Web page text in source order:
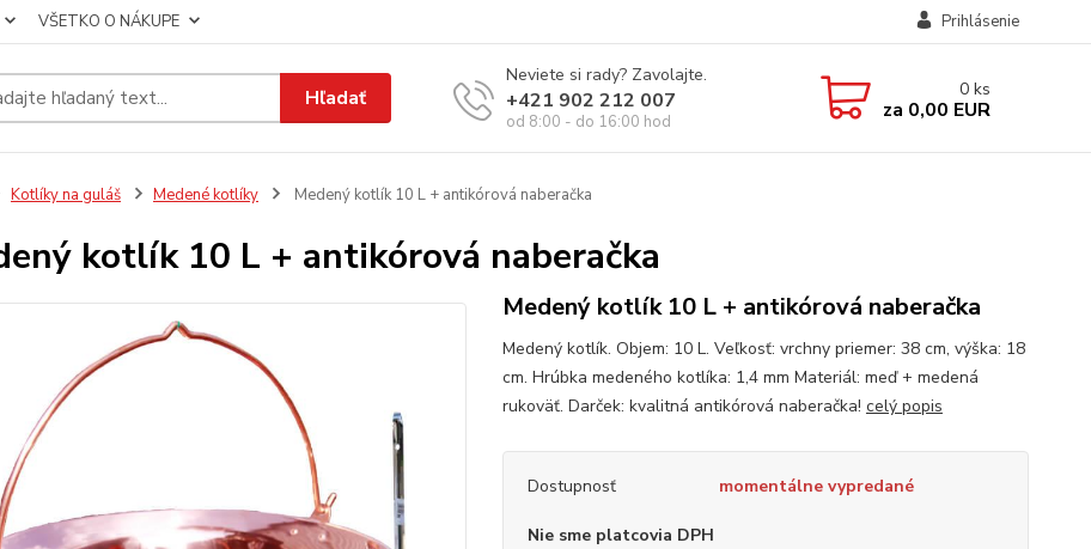
VŠETKO O NÁKUPE Prihlásenie
Hľadať
Neviete si rady? Zavolajte.
+421 902 212 007
od 8:00 - do 16:00 hod
0 ks
za 0,00 EUR
Kotlíky na guláš Medené kotlíky Medený kotlík 10 L + antikórová naberačka
kotlík 10 L + antikórová naberačka
Medený kotlík 10 L + antikórová naberačka
Medený kotlík. Objem: 10 L. Veľkosť: vrchny priemer: 38 cm, výška: 18
cm. Hrúbka medeného kotlíka: 1,4 mm Materiál: meď + medená
rukoväť. Darček: kvalitná antikórová naberačka! celý popis
Dostupnosť momentálne vypredané
Nie sme platcovia DPH